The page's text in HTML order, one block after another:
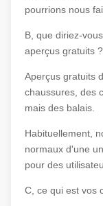
pourrions nous
B, que diriez-
aperçus gratuits ?
Aperçus gratuits
chaussures, des
mais des balais.
Habituellement,
normaux d'une
pour des
C, ce qui est vos